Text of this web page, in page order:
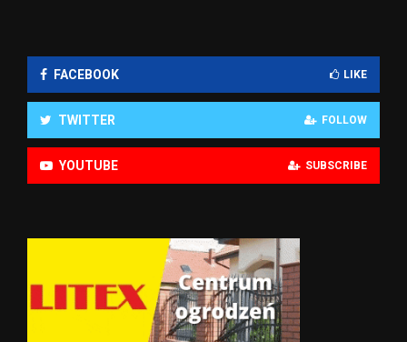
FACEBOOK LIKE
TWITTER FOLLOW
YOUTUBE SUBSCRIBE